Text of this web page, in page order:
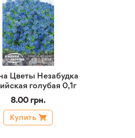
Цветы Незабудка
голубая 0,1г
8.00 грн.
Купить